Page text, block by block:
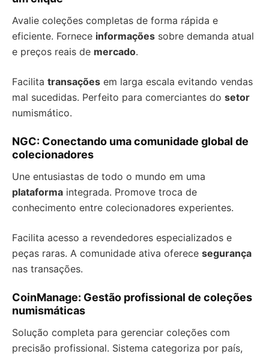
Avalie coleções completas de forma rápida e
eficiente. Fornece informações sobre demanda atual
e preços reais de mercado.
Facilita transações em larga escala evitando vendas
mal sucedidas. Perfeito para comerciantes do setor
numismático.
NGC: Conectando uma comunidade global de
colecionadores
Une entusiastas de todo o mundo em uma
plataforma integrada. Promove troca de
conhecimento entre colecionadores experientes.
Facilita acesso a revendedores especializados e
peças raras. A comunidade ativa oferece segurança
nas transações.
CoinManage: Gestão profissional de coleções
numismáticas
Solução completa para gerenciar coleções com
precisão profissional. Sistema categoriza por país,